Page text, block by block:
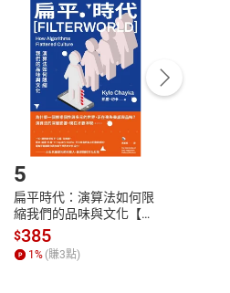
申請取消訂單/退
完成訂單
Complete
5
扁平時代：演算法如何限
縮我們的品味與文化【電
子書】
$385
1% (賺3點)